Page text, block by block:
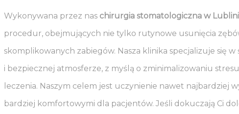
Wykonywana przez nas chirurgia stomatologiczna w
procedur, obejmujących nie tylko rutynowe usunięcia
skomplikowanych zabiegów. Nasza klinika specjalizuje się
i bezpiecznej atmosferze, z myślą o zminimalizowaniu
leczenia. Naszym celem jest uczynienie nawet najbardziej
bardziej komfortowymi dla pacjentów. Jeśli dokuczają Ci